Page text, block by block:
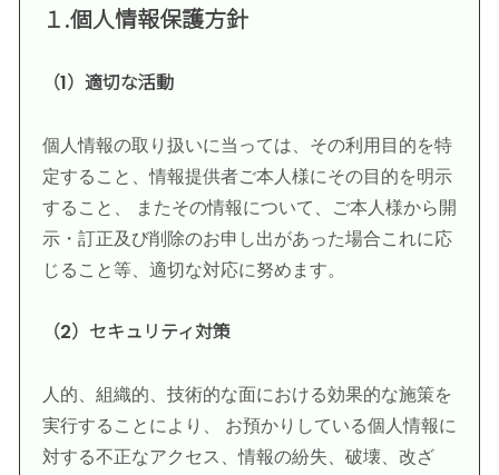
１.個人情報保護方針
（1）適切な活動
個人情報の取り扱いに当っては、その利用目的を特
定すること、情報提供者ご本人様にその目的を明示
すること、 またその情報について、ご本人様から開
示・訂正及び削除のお申し出があった場合これに応
じること等、適切な対応に努めます。
（2）セキュリティ対策
人的、組織的、技術的な面における効果的な施策を
実行することにより、 お預かりしている個人情報に
対する不正なアクセス、情報の紛失、破壊、改ざ